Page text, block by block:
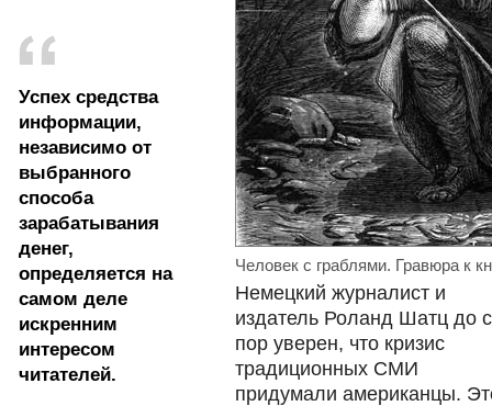
Успех средства
информации,
независимо от
выбранного
способа
зарабатывания
денег,
определяется на
самом деле
искренним
интересом
читателей.
Человек с граблями. Гравюра к
Немецкий журналист и
издатель Роланд Шатц до
пор уверен, что кризис
традиционных СМИ
придумали американцы.